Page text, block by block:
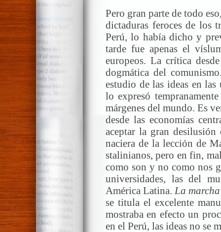
Pero gran parte de todo
dictaduras feroces de los
Perú, lo había dicho y
tarde fue apenas el
europeos. La crítica
dogmática del
estudio de las ideas en
lo expresó
márgenes del mundo. Es
desde las economías
aceptar la gran desilusión
naciera de la lección de
stalinianos, pero en fin,
como son y no como nos
universidades, las del
América Latina. La
se titula el excelente
mostraba en efecto un
en el Perú, las ideas no se